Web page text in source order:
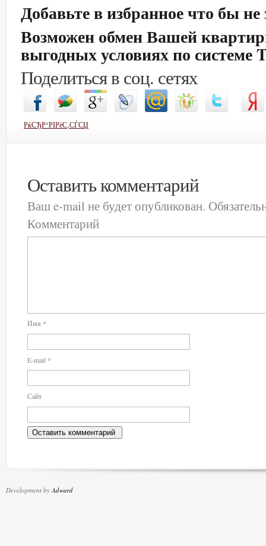
Добавьте в избранное что бы
Возможен обмен Вашей
выгодных условиях по системе
Поделиться в соц. сетях
РќСЂР°РІРёС‚СЃСЏ
Оставить комментарий
Ваш e-mail не будет опубликован.
Комментарий
Имя *
E-mail *
Сайт
Development byAdward